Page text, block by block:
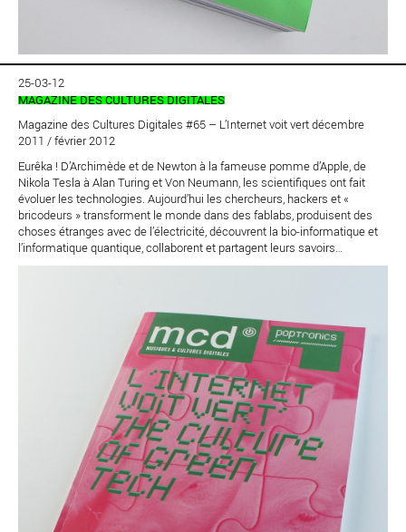
25-03-12
MAGAZINE DES CULTURES DIGITALES
Magazine des Cultures Digitales #65 – L’Internet voit vert décembre
2011 / février 2012
Eurêka ! D’Archimède et de Newton à la fameuse pomme d’Apple, de
Nikola Tesla à Alan Turing et Von Neumann, les scientifiques ont fait
évoluer les technologies. Aujourd’hui les chercheurs, hackers et «
bricodeurs » transforment le monde dans des fablabs, produisent des
choses étranges avec de l’électricité, découvrent la bio-informatique et
l’informatique quantique, collaborent et partagent leurs savoirs…